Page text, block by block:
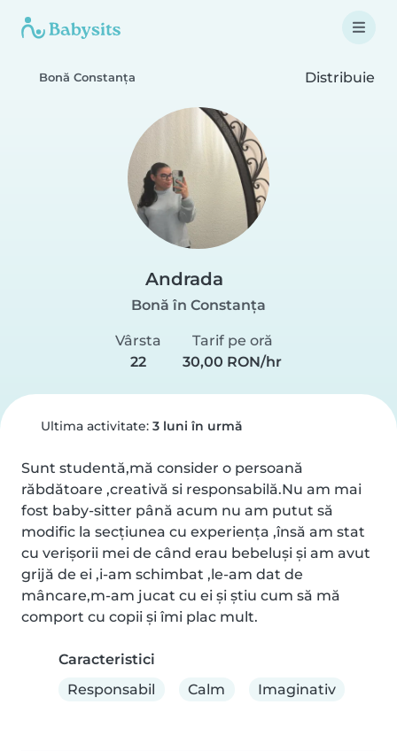
Bonă Constanța Distribuie
Andrada
Bonă în Constanța
Vârsta
22
Tarif pe oră
30,00 RON/hr
Ultima activitate: 3 luni în urmă
Sunt studentă,mă consider o persoană
răbdătoare ,creativă si responsabilă.Nu am mai
fost baby-sitter până acum nu am putut să
modific la secțiunea cu experiența ,însă am stat
cu verișorii mei de când erau bebeluși și am avut
grijă de ei ,i-am schimbat ,le-am dat de
mâncare,m-am jucat cu ei și știu cum să mă
comport cu copii și îmi plac mult.
Caracteristici
Responsabil
Calm Imaginativ